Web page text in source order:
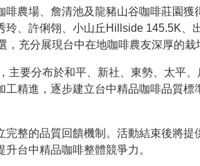
預為因應
農場、詹清池及龍豬山谷咖啡莊園
、許俐翎、小山丘Hillside 145.5K
充分展現台中在地咖啡農友深厚的栽
要分布於和平、新社、東勢、太平
精進，逐步建立台中精品咖啡品質
整的品質回饋機制。活動結束後將
台中精品咖啡整體競爭力。